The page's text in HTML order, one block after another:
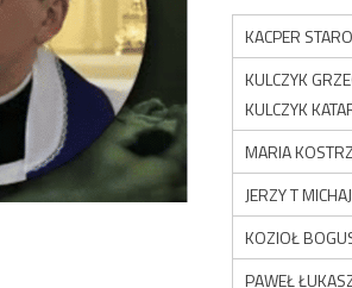
KACPER
KULCZYK
KULCZYK
MARIA
JERZY T
KOZIOŁ
PAWEŁ